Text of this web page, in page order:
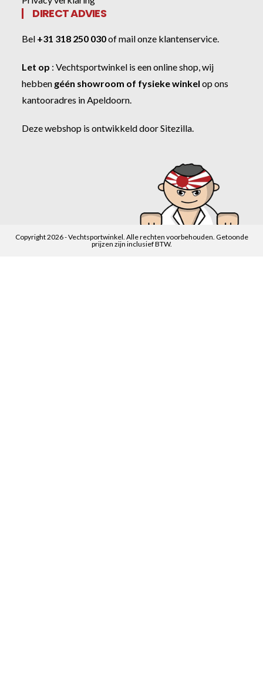
DIRECT ADVIES
Bel +31 318 250 030ofmail onze klantenservice.
Let op :Vechtsportwinkel is een online shop, wij
hebben géén showroom of fysieke winkel op ons
kantooradres in Apeldoorn.
Deze webshop is ontwikkeld doorSitezilla.
Copyright 2026 - Vechtsportwinkel. Alle rechten voorbehouden. Getoonde
prijzen zijn inclusief BTW.